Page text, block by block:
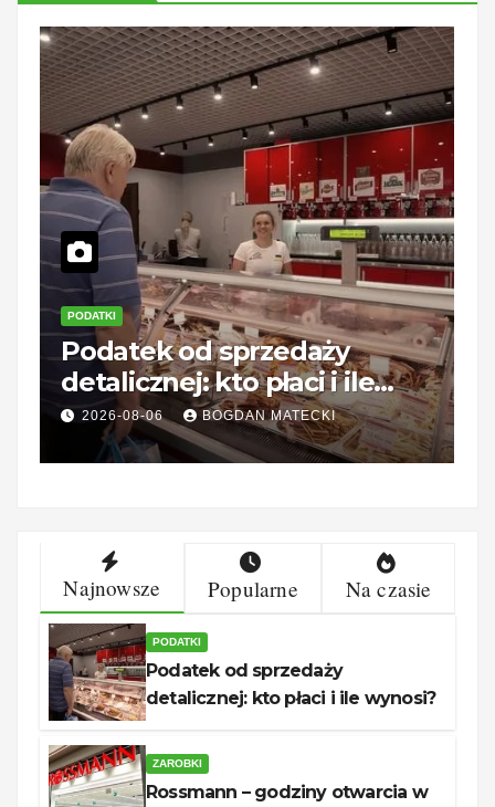
PODATKI
Podatek od sprzedaży
detalicznej: kto płaci i ile
wynosi?
2026-08-06 BOGDAN MATECKI
Najnowsze Popularne Na czasie
PODATKI
Podatek od sprzedaży
detalicznej: kto płaci i ile wynosi?
ZAROBKI
Rossmann – godziny otwarcia w